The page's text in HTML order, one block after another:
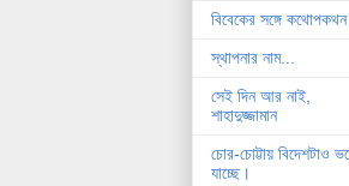
বিবেকের সঙ্গে কথোপকথন
স্থাপনার নাম...
সেই দিন আর নাই,
শাহাদুজ্জামান
চোর-চোট্টায় বিদেশটাও
যাচ্ছে।